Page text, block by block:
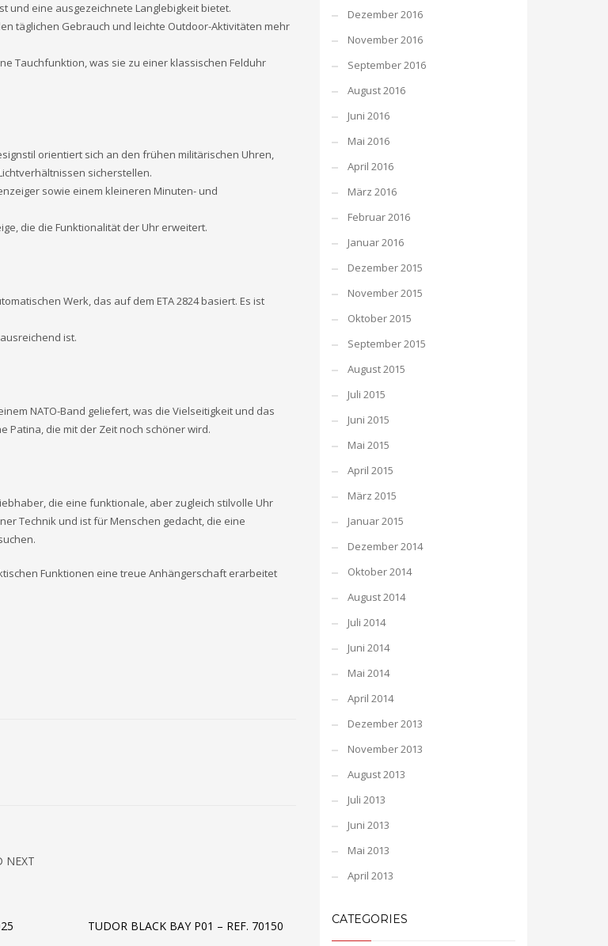
und eine ausgezeichnete Langlebigkeit bietet.
täglichen Gebrauch und leichte Outdoor-Aktivitäten mehr
Tauchfunktion, was sie zu einer klassischen Felduhr
orientiert sich an den frühen militärischen Uhren,
sicherstellen.
sowie einem kleineren Minuten- und
die die Funktionalität der Uhr erweitert.
Werk, das auf dem ETA 2824 basiert. Es ist
ist.
NATO-Band geliefert, was die Vielseitigkeit und das
Patina, die mit der Zeit noch schöner wird.
die eine funktionale, aber zugleich stilvolle Uhr
Technik und ist für Menschen gedacht, die eine
Funktionen eine treue Anhängerschaft erarbeitet
NEXT
TUDOR BLACK BAY P01 – REF. 70150
Dezember 2016
November 2016
September 2016
August 2016
Juni 2016
Mai 2016
April 2016
März 2016
Februar 2016
Januar 2016
Dezember 2015
November 2015
Oktober 2015
September 2015
August 2015
Juli 2015
Juni 2015
Mai 2015
April 2015
März 2015
Januar 2015
Dezember 2014
Oktober 2014
August 2014
Juli 2014
Juni 2014
Mai 2014
April 2014
Dezember 2013
November 2013
August 2013
Juli 2013
Juni 2013
Mai 2013
April 2013
CATEGORIES